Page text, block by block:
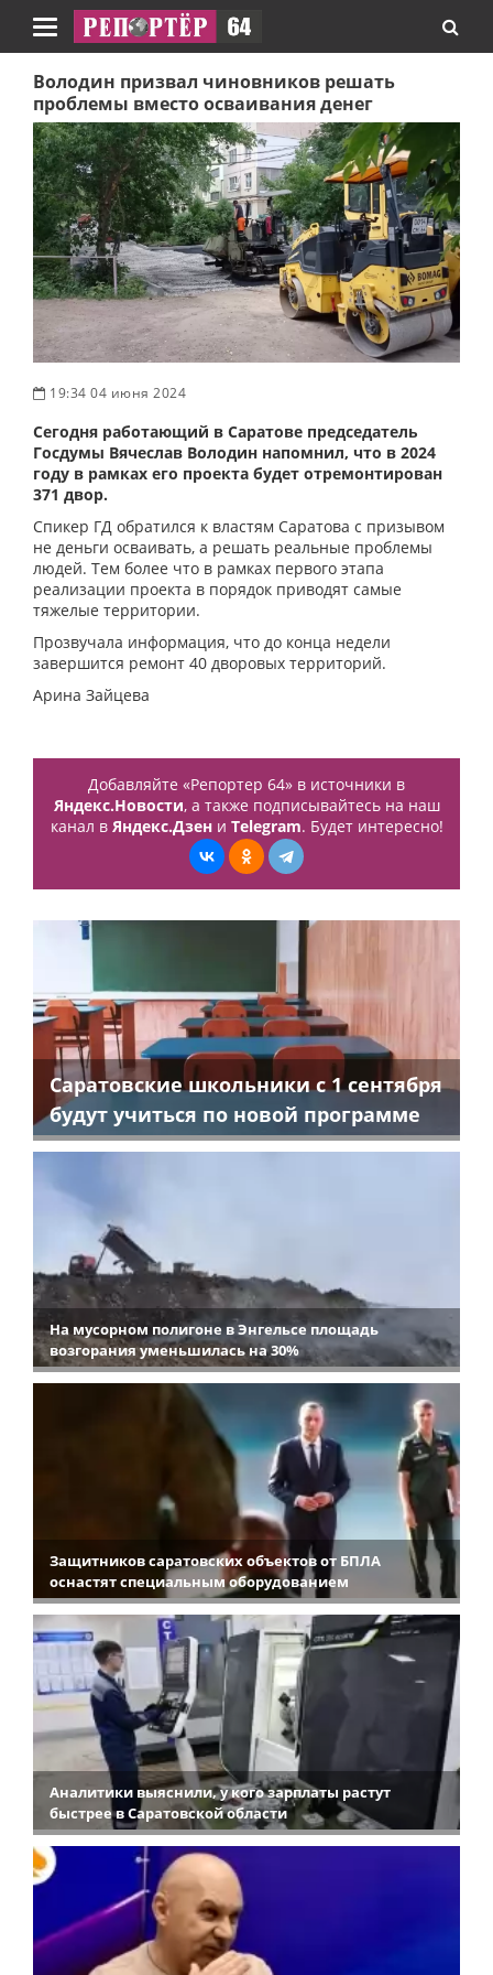
Навигация
Володин призвал чиновников решать
проблемы вместо осваивания денег
19:34 04 июня 2024
Сегодня работающий в Саратове председатель
Госдумы Вячеслав Володин напомнил, что в 2024
году в рамках его проекта будет отремонтирован
371 двор.
Спикер ГД обратился к властям Саратова с призывом
не деньги осваивать, а решать реальные проблемы
людей. Тем более что в рамках первого этапа
реализации проекта в порядок приводят самые
тяжелые территории.
Прозвучала информация, что до конца недели
завершится ремонт 40 дворовых территорий.
Арина Зайцева
Добавляйте «Репортер 64» в источники в
Яндекс.Новости, а также подписывайтесь на наш
канал в Яндекс.Дзени Telegram. Будет интересно!
Саратовские школьники с 1 сентября
будут учиться по новой программе
На мусорном полигоне в Энгельсе площадь
возгорания уменьшилась на 30%
Защитников саратовских объектов от БПЛА
оснастят специальным оборудованием
Аналитики выяснили, у кого зарплаты растут
быстрее в Саратовской области